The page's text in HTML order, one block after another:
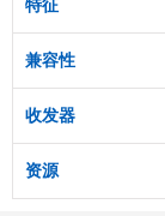
特征
兼容性
收发器
资源